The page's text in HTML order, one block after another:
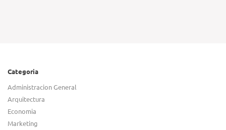
Categoria
Administracion General
Arquitectura
Economia
Marketing